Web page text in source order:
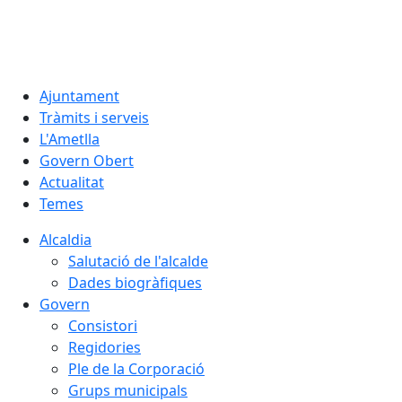
Ajuntament
Tràmits i serveis
L'Ametlla
Govern Obert
Actualitat
Temes
Alcaldia
Salutació de l'alcalde
Dades biogràfiques
Govern
Consistori
Regidories
Ple de la Corporació
Grups municipals